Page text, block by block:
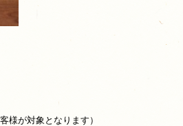
様が対象となります）